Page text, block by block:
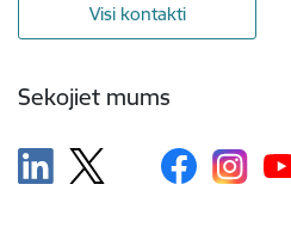
Visi kontakti
Sekojiet mums